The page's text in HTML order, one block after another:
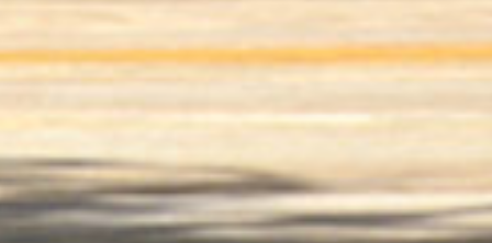
précédent